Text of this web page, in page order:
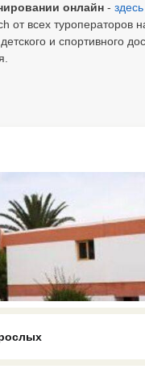
онлайн - здесь
всех туроператоров
и спортивного
available. Select is